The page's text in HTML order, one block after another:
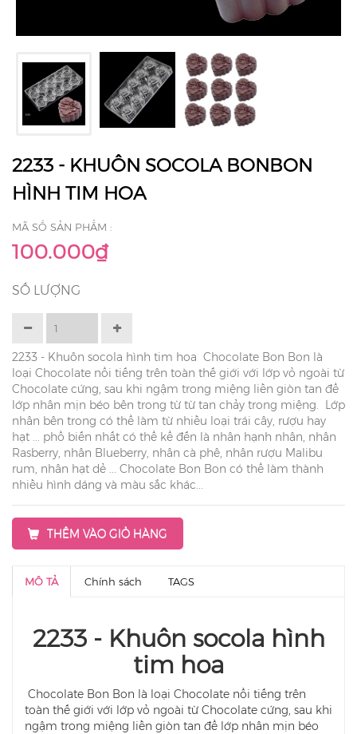
2233 - KHUÔN SOCOLA BONBON
HÌNH TIM HOA
MÃ SỐ SẢN PHẨM :
100.000₫
SỐ LƯỢNG
2233 - Khuôn socola hình tim hoa Chocolate Bon Bon là
loại Chocolate nổi tiếng trên toàn thế giới với lớp vỏ ngoài từ
Chocolate cứng, sau khi ngậm trong miệng liền giòn tan để
lớp nhân mịn béo bên trong từ từ tan chảy trong miệng. Lớp
nhân bên trong có thể làm từ nhiều loại trái cây, rượu hay
hạt ... phổ biến nhất có thể kể đến là nhân hạnh nhân, nhân
Rasberry, nhân Blueberry, nhân cà phê, nhân rượu Malibu
rum, nhân hạt dẻ ... Chocolate Bon Bon có thể làm thành
nhiều hình dáng và màu sắc khác...
THÊM VÀO GIỎ HÀNG
MÔ TẢ Chính sách TAGS
2233 - Khuôn socola hình
tim hoa
Chocolate Bon Bon là loại Chocolate nổi tiếng trên
toàn thế giới với lớp vỏ ngoài từ Chocolate cứng, sau khi
ngậm trong miệng liền giòn tan để lớp nhân mịn béo